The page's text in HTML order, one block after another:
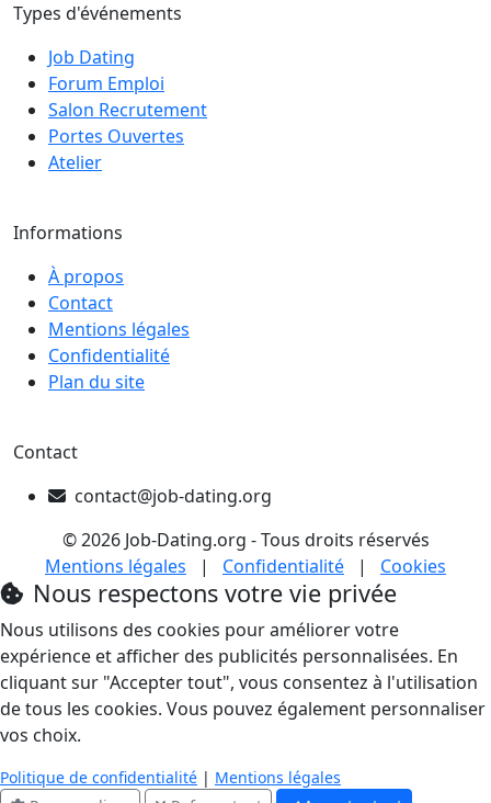
Types d'événements
Job Dating
Forum Emploi
Salon Recrutement
Portes Ouvertes
Atelier
Informations
À propos
Contact
Mentions légales
Confidentialité
Plan du site
Contact
contact@job-dating.org
© 2026 Job-Dating.org - Tous droits réservés
Mentions légales
| Confidentialité | Cookies
Nous respectons votre vie privée
Nous utilisons des cookies pour améliorer votre
expérience et afficher des publicités personnalisées. En
cliquant sur "Accepter tout", vous consentez à l'utilisation
de tous les cookies. Vous pouvez également personnaliser
vos choix.
Politique de confidentialité | Mentions légales